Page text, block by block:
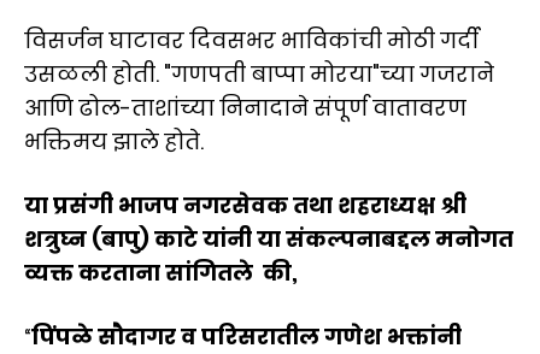
विसर्जन घाटावर दिवसभर भाविकांची मोठी गर्दी
उसळली होती. "गणपती बाप्पा मोरया"च्या गजराने
आणि ढोल-ताशांच्या निनादाने संपूर्ण वातावरण
भक्तिमय झाले होते.
या प्रसंगी भाजप नगरसेवक तथा शहराध्यक्ष श्री
शत्रुघ्न (बापु) काटे यांनी या संकल्पनाबद्दल मनोगत
व्यक्त करताना सांगितले की,
“पिंपळे सौदागर व परिसरातील गणेश भक्तांनी